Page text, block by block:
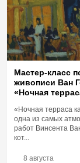
Мастер-класс
живописи Ван
«Ночная
«Ночная терраса
одна из самых
работ Винсента
кот...
8 августа